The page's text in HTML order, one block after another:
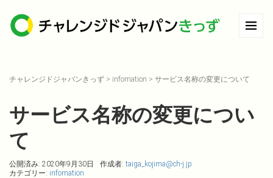
チャレンジドジャパンきっず > infomation > サービス名称の変更について
サービス名称の変更につい
て
公開済み: 2020年9月30日 作成者: taiga_kojima@ch-j.jp
カテゴリー: infomation